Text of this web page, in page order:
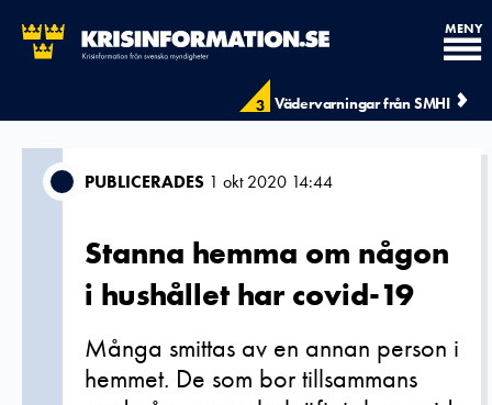
3 Vädervarningar från SMHI
MENY
PUBLICERADES 1 okt 2020 14:44
Stanna hemma om någon
i hushållet har covid-19
Många smittas av en annan person i
hemmet. De som bor tillsammans